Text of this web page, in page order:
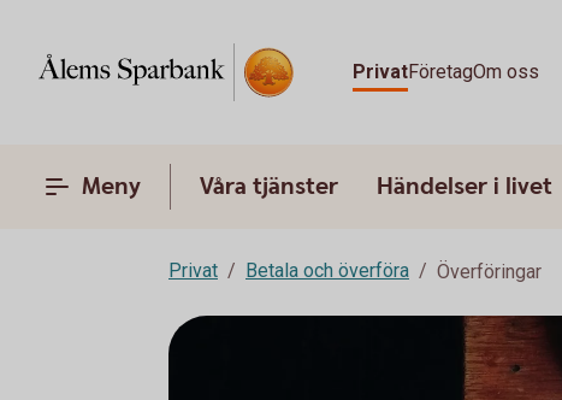
PrivatFöretagOm oss
Meny Våra tjänster Händelser i livet
Privat Betala och överföra Överföringar